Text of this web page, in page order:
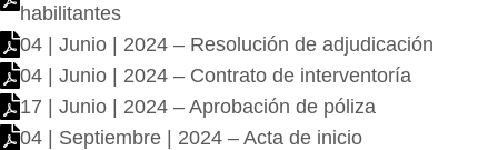
habilitantes
04 | Junio | 2024 – Resolución de adjudicación
04 | Junio | 2024 – Contrato de interventoría
17 | Junio | 2024 – Aprobación de póliza
04 | Septiembre | 2024 – Acta de inicio